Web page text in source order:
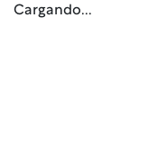
Cargando...